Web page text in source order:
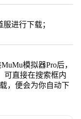
进行下载；
模拟器Pro后，
可直接在搜索框内
，便会为你自动下